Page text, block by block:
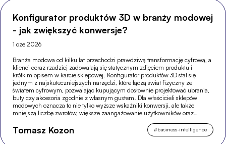
Konfigurator produktów 3D w branży modowej
- jak zwiększyć konwersje?
1 cze 2026
Branża modowa od kilku lat przechodzi prawdziwą transformację cyfrową, a
klienci coraz rzadziej zadowalają się statycznym zdjęciem produktu i
krótkim opisem w karcie sklepowej. Konfigurator produktów 3D stał się
jednym z najskuteczniejszych narzędzi, które łączą świat fizyczny ze
światem cyfrowym, pozwalając kupującym dosłownie projektować ubrania,
buty czy akcesoria zgodnie z własnym gustem. Dla właścicieli sklepów
modowych oznacza to nie tylko wyższe wskaźniki konwersji, ale także
mniejszą liczbę zwrotów, większe zaangażowanie użytkowników oraz
Tomasz Kozon #business-intelligence